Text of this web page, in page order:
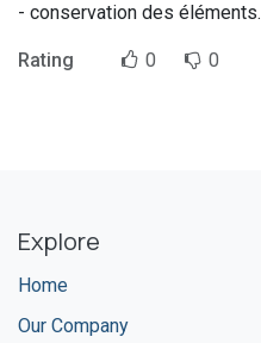
- conservation des éléments.
Rating 0 0
Explore
Home
Our Company